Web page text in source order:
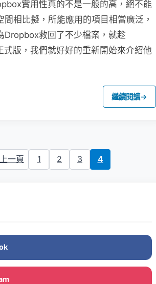
實用性真的不是一般的高，絕不能
間相比擬，所能應用的項目相當廣泛，
Dropbox救回了不少檔案，就趁
式版，我們就好好的重新開始來介紹他
繼續閱讀→
一頁 1 2 3 4